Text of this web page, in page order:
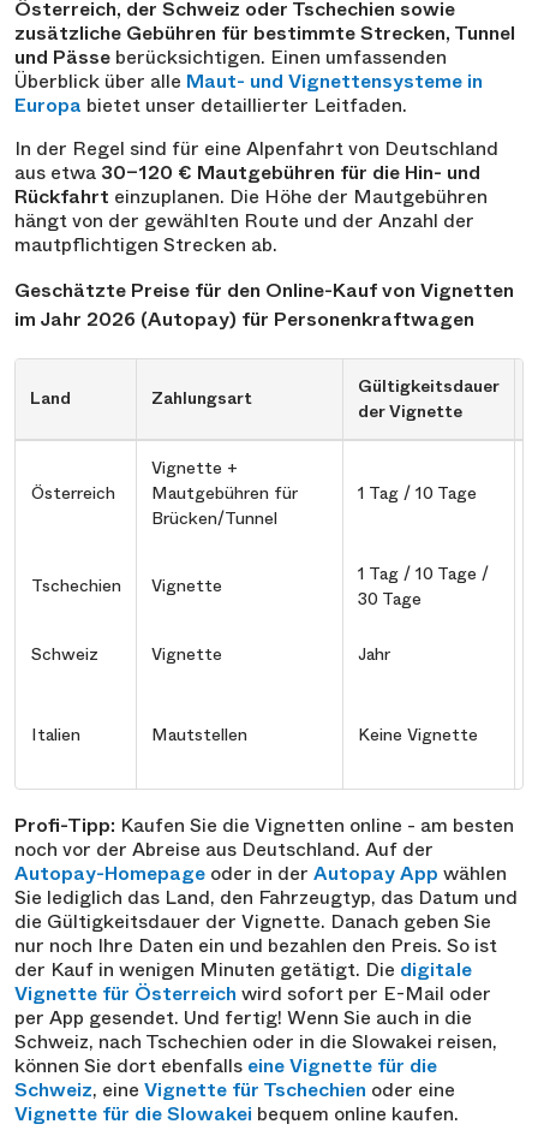
Österreich, der Schweiz oder Tschechien sowie
zusätzliche Gebühren für bestimmte Strecken, Tunnel
und Pässe berücksichtigen. Einen umfassenden
Überblick über alle Maut- und Vignettensysteme in
Europa bietet unser detaillierter Leitfaden.
In der Regel sind für eine Alpenfahrt von Deutschland
aus etwa 30–120 € Mautgebühren für die Hin- und
Rückfahrt einzuplanen. Die Höhe der Mautgebühren
hängt von der gewählten Route und der Anzahl der
mautpflichtigen Strecken ab.
Geschätzte Preise für den Online-Kauf von Vignetten
im Jahr 2026 (Autopay) für Personenkraftwagen
Land Zahlungsart
Gültigkeitsdauer
der Vignette
Österreich
Vignette +
Mautgebühren für
Brücken/Tunnel
1 Tag / 10 Tage
Tschechien Vignette
1 Tag / 10 Tage /
30 Tage
Schweiz Vignette Jahr
Italien Mautstellen Keine Vignette
Profi-Tipp: Kaufen Sie die Vignetten online - am besten
noch vor der Abreise aus Deutschland. Auf der
Autopay-Homepage oder in der Autopay App wählen
Sie lediglich das Land, den Fahrzeugtyp, das Datum und
die Gültigkeitsdauer der Vignette. Danach geben Sie
nur noch Ihre Daten ein und bezahlen den Preis. So ist
der Kauf in wenigen Minuten getätigt. Die digitale
Vignette für Österreich wird sofort per E-Mail oder
per App gesendet. Und fertig! Wenn Sie auch in die
Schweiz, nach Tschechien oder in die Slowakei reisen,
können Sie dort ebenfalls eine Vignette für die
Schweiz, eine Vignette für Tschechien oder eine
Vignette für die Slowakei bequem online kaufen.